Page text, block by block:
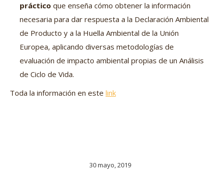
práctico que enseña cómo obtener la información
necesaria para dar respuesta a la Declaración Ambiental
de Producto y a la Huella Ambiental de la Unión
Europea, aplicando diversas metodologías de
evaluación de impacto ambiental propias de un Análisis
de Ciclo de Vida.
Toda la información en este link
30 mayo, 2019